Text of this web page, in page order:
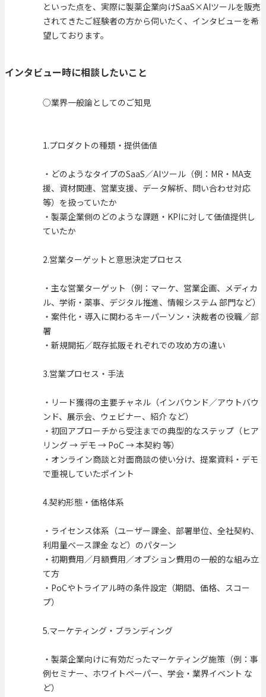
といった点を、実際に製薬企業向けSaaS×AIツールを販売
されてきたご経験者の方から伺いたく、インタビューを希
望しております。
インタビュー時に相談したいこと
○業界一般論としてのご知見
1.プロダクトの種類・提供価値
・どのようなタイプのSaaS／AIツール（例：MR・MA支
援、資材関連、営業支援、データ解析、問い合わせ対応
等）を扱っていたか
・製薬企業側のどのような課題・KPIに対して価値提供し
ていたか
2.営業ターゲットと意思決定プロセス
・主な営業ターゲット（例：マーケ、営業企画、メディカ
ル、学術・薬事、デジタル推進、情報システム 部門など）
・案件化・導入に関わるキーパーソン・決裁者の役職／部
署
・新規開拓／既存拡販それぞれでの攻め方の違い
3.営業プロセス・手法
・リード獲得の主要チャネル（インバウンド／アウトバウ
ンド、展示会、ウェビナー、紹介 など）
・初回アプローチから受注までの典型的なステップ（ヒア
リング → デモ → PoC → 本契約 等）
・オンライン商談と対面商談の使い分け、提案資料・デモ
で重視していたポイント
4.契約形態・価格体系
・ライセンス体系（ユーザー課金、部署単位、全社契約、
利用量ベース課金 など）のパターン
・初期費用／月額費用／オプション費用の一般的な組み立
て方
・PoCやトライアル時の条件設定（期間、価格、スコー
プ）
5.マーケティング・ブランディング
・製薬企業向けに有効だったマーケティング施策（例：事
例セミナー、ホワイトペーパー、学会・業界イベント な
ど）